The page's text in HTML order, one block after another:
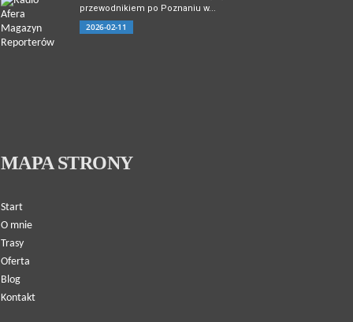
przewodnikiem po Poznaniu w...
2026-02-11
MAPA STRONY
Start
O mnie
Trasy
Oferta
Blog
Kontakt